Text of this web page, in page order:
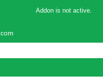
Addon is not active.